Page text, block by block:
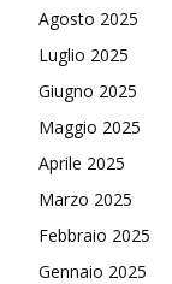
Agosto 2025
Luglio 2025
Giugno 2025
Maggio 2025
Aprile 2025
Marzo 2025
Febbraio 2025
Gennaio 2025